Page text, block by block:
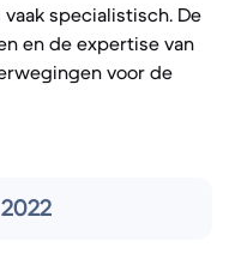
specialistisch. De
en de expertise van
voor de
2022